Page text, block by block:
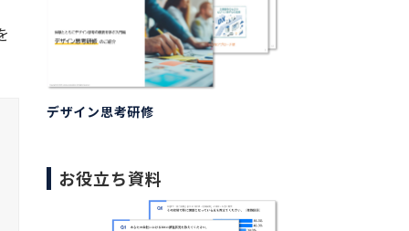
デザイン思考研修
お役立ち資料